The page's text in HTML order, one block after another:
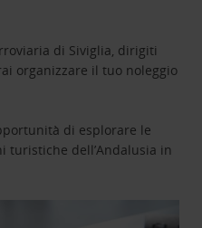
di Siviglia, dirigiti
organizzare il tuo noleggio
di esplorare le
turistiche dell’Andalusia in